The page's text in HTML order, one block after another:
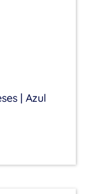
| Azul